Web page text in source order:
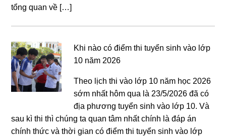
tổng quan về […]
Khi nào có điểm thi tuyển sinh vào lớp
10 năm 2026
Theo lịch thi vào lớp 10 năm học 2026
sớm nhất hôm qua là 23/5/2026 đã có
địa phương tuyển sinh vào lớp 10. Và
sau kì thi thì chúng ta quan tâm nhất chính là đáp án
chính thức và thời gian có điểm thi tuyển sinh vào lớp